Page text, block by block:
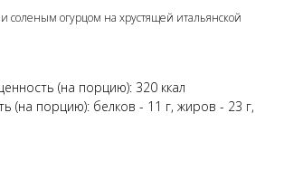
соленым огурцом на хрустящей итальянской
(на порцию): 320 ккал
(на порцию): белков - 11 г, жиров - 23 г,